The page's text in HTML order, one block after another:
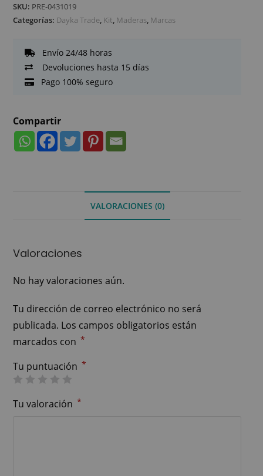
SKU: PRE-0431019
Categorías: Dayka Trade, Kit, Maderas, Marcas
Envío 24/48 horas
Devoluciones hasta 15 días
Pago 100% seguro
Compartir
VALORACIONES (0)
Valoraciones
No hay valoraciones aún.
Tu dirección de correo electrónico no será
publicada. Los campos obligatorios están
marcados con *
Tu puntuación *
Tu valoración *